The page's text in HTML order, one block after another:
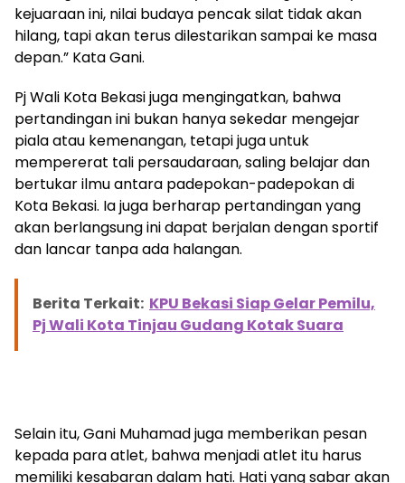
kejuaraan ini, nilai budaya pencak silat tidak akan
hilang, tapi akan terus dilestarikan sampai ke masa
depan.” Kata Gani.
Pj Wali Kota Bekasi juga mengingatkan, bahwa
pertandingan ini bukan hanya sekedar mengejar
piala atau kemenangan, tetapi juga untuk
mempererat tali persaudaraan, saling belajar dan
bertukar ilmu antara padepokan-padepokan di
Kota Bekasi. Ia juga berharap pertandingan yang
akan berlangsung ini dapat berjalan dengan sportif
dan lancar tanpa ada halangan.
Berita Terkait: KPU Bekasi Siap Gelar Pemilu,
Pj Wali Kota Tinjau Gudang Kotak Suara
Selain itu, Gani Muhamad juga memberikan pesan
kepada para atlet, bahwa menjadi atlet itu harus
memiliki kesabaran dalam hati. Hati yang sabar akan